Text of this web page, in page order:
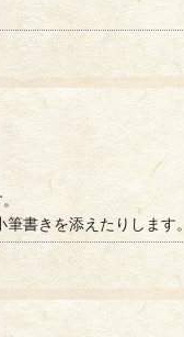
書きを添えたりします。